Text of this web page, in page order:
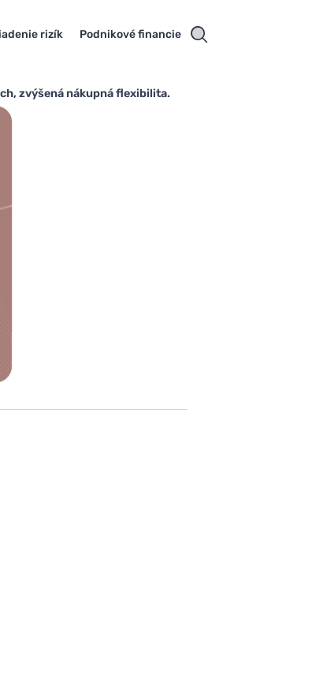
rizík Podnikové financie
zvýšená nákupná flexibilita.